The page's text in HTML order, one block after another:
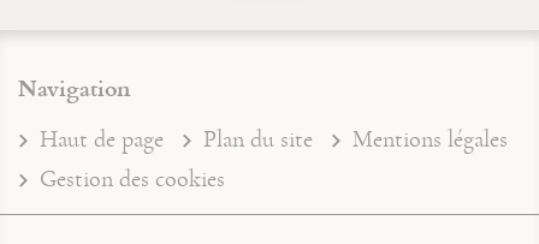
Navigation
Haut de page Plan du site
Mentions légales
Gestion des cookies